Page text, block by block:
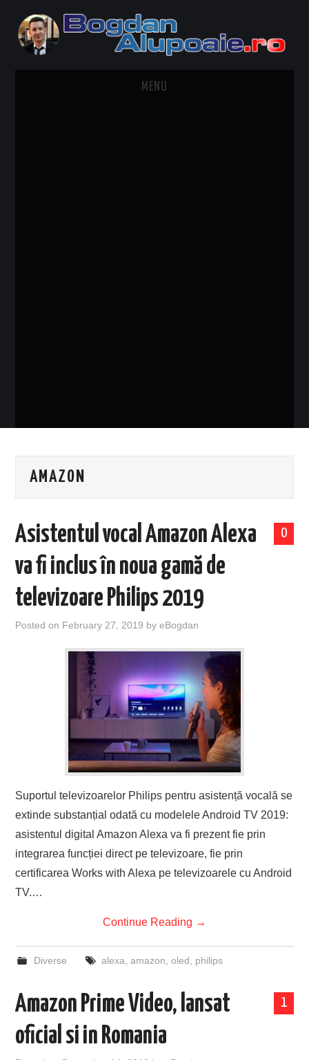
MENU
AMAZON
0
Asistentul vocal Amazon Alexa
va fi inclus în noua gamă de
televizoare Philips 2019
Posted on February 27, 2019 byeBogdan
Suportul televizoarelor Philips pentru asistență vocală se
extinde substanțial odată cu modelele Android TV 2019:
asistentul digital Amazon Alexa va fi prezent fie prin
integrarea funcției direct pe televizoare, fie prin
certificarea Works with Alexa pe televizoarele cu Android
TV.…
Continue Reading →
Diverse alexa amazon oled philips
1
Amazon Prime Video, lansat
oficial si in Romania